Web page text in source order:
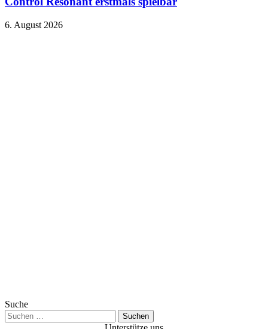
6. August 2026
Suche
Suchen
nach: